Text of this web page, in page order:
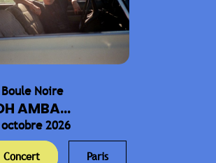
Noire
AMBA...
2026
Concert Paris